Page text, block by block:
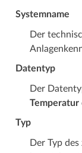
Systemname
Der
Datentyp
Der
Temperatur
Typ
Der Typ